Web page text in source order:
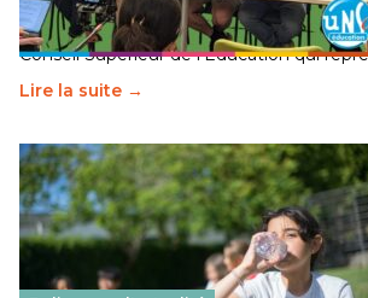
Pendant plusieurs mois, un groupe de
travaillé sur la transition écologique de
Conseil Supérieur de l’Éducation qui
Lire la suite →